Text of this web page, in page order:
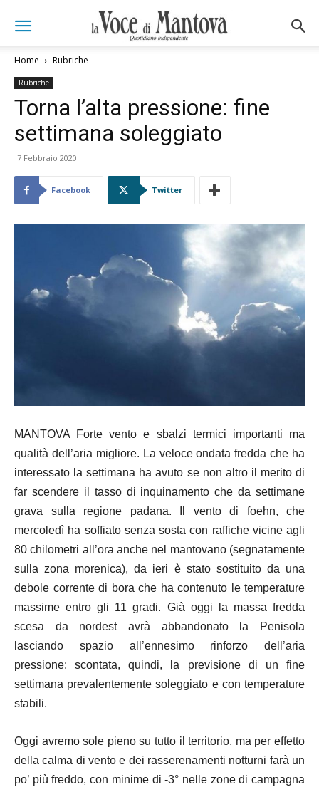
Home Rubriche
Rubriche
Torna l’alta pressione: fine
settimana soleggiato
7 Febbraio 2020
Facebook Twitter
MANTOVA Forte vento e sbalzi termici importanti ma
qualità dell’aria migliore. La veloce ondata fredda che ha
interessato la settimana ha avuto se non altro il merito di
far scendere il tasso di inquinamento che da settimane
grava sulla regione padana. Il vento di foehn, che
mercoledì ha soffiato senza sosta con raffiche vicine agli
80 chilometri all’ora anche nel mantovano (segnatamente
sulla zona morenica), da ieri è stato sostituito da una
debole corrente di bora che ha contenuto le temperature
massime entro gli 11 gradi. Già oggi la massa fredda
scesa da nordest avrà abbandonato la Penisola
lasciando spazio all’ennesimo rinforzo dell’aria
pressione: scontata, quindi, la previsione di un fine
settimana prevalentemente soleggiato e con temperature
stabili.
Oggi avremo sole pieno su tutto il territorio, ma per effetto
della calma di vento e dei rasserenamenti notturni farà un
po’ più freddo, con minime di -3° nelle zone di campagna